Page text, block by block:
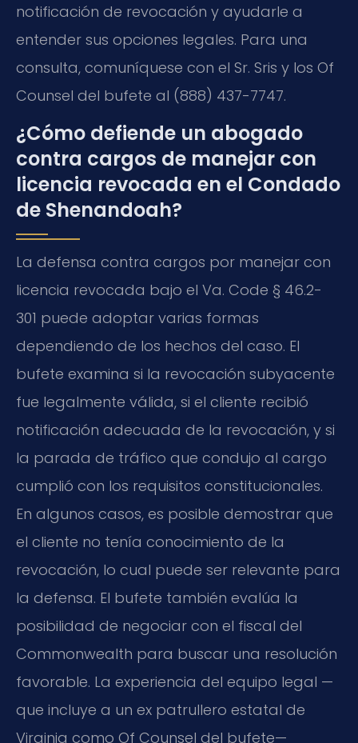
notificación de revocación y ayudarle a
entender sus opciones legales. Para una
consulta, comuníquese con el Sr. Sris y los Of
Counsel del bufete al (888) 437-7747.
¿Cómo defiende un abogado
contra cargos de manejar con
licencia revocada en el Condado
de Shenandoah?
La defensa contra cargos por manejar con
licencia revocada bajo el Va. Code § 46.2-
301 puede adoptar varias formas
dependiendo de los hechos del caso. El
bufete examina si la revocación subyacente
fue legalmente válida, si el cliente recibió
notificación adecuada de la revocación, y si
la parada de tráfico que condujo al cargo
cumplió con los requisitos constitucionales.
En algunos casos, es posible demostrar que
el cliente no tenía conocimiento de la
revocación, lo cual puede ser relevante para
la defensa. El bufete también evalúa la
posibilidad de negociar con el fiscal del
Commonwealth para buscar una resolución
favorable. La experiencia del equipo legal —
que incluye a un ex patrullero estatal de
Virginia como Of Counsel del bufete—